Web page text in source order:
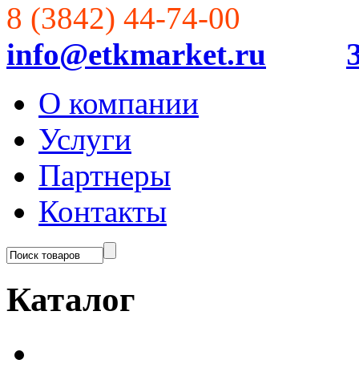
8 (3842) 44-74-00
info@etkmarket.ru
О компании
Услуги
Партнеры
Контакты
Каталог